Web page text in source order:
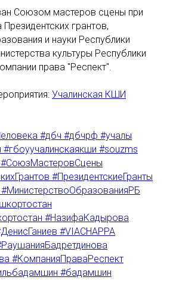
Союзом мастеров сцены при
грантов,
и науки Республики
культуры Республики
права "Респект".
Учалинская КШИ
#дбч #дбчрф #учалы
#гбоуучалинскаякши #souzms
#ПрезидентскиеГранты
#НазифаКадырова
#VIACHAPPA
#КомпанияПраваРеспект
#бадамшин